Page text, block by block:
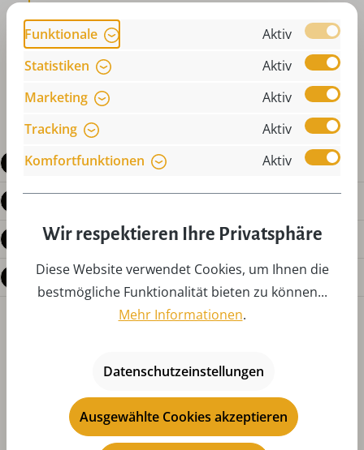
oder sofort bestellen mit
Beschreibung
Bewertungen
Fragen zum Produkt
Produktgalerie überspringen
Das könnte Ihnen auch gefallen
Funktionale
Aktiv
Statistiken
Aktiv
Marketing
Aktiv
Tracking
Aktiv
Komfortfunktionen
Aktiv
Wir respektieren Ihre Privatsphäre
Diese Website verwendet Cookies, um Ihnen die
bestmögliche Funktionalität bieten zu können...
Mehr Informationen.
Datenschutzeinstellungen
Ausgewählte Cookies akzeptieren